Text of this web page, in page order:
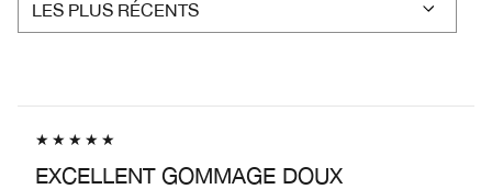
EXCELLENT GOMMAGE DOUX